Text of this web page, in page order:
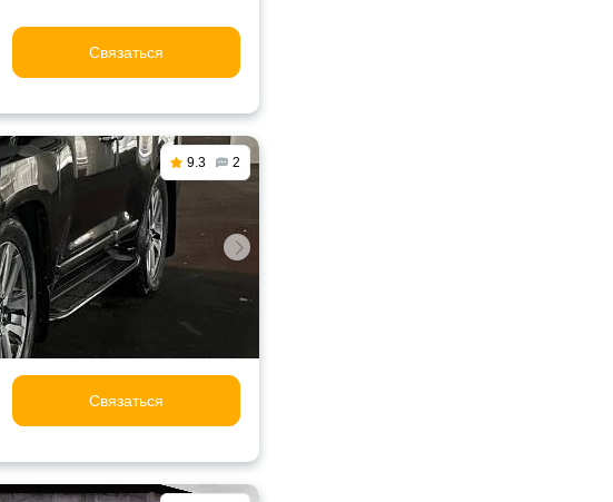
Связаться
9.3 2
Связаться